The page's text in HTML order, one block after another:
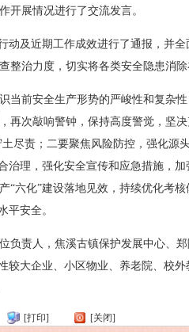
开展情况进行了交流发言。
动及近期工作成效进行了通报，并
治力度，切实将各类安全隐患消除
当前安全生产形势的严峻性和复杂
次敲响警钟，保持高度警觉，坚
尽责；二要聚焦风险防控，强化
治理，强化安全宣传和应急措施，
六化”建设落地见效，持续优化考
平安全。
负责人，焦溪古镇保护发展中心、
较大企业、小区物业、养老院、校
[打印] [关闭]